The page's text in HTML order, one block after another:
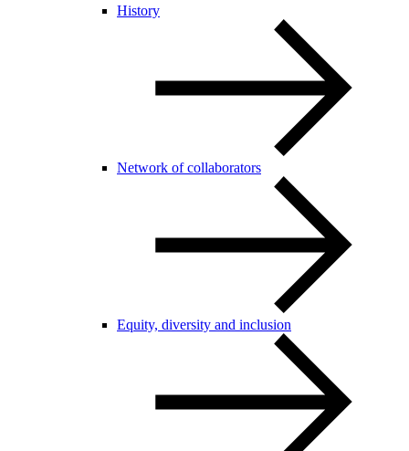
History
Network of collaborators
Equity, diversity and inclusion